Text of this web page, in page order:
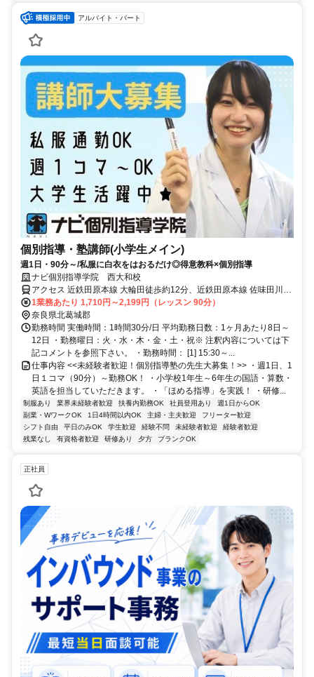
アルバイト・パート
個別指導・塾講師(小学生メイン)
週1日・90分～/私服に白衣をはおるだけ◎得意教科×個別指導
ナビ個別指導学院 西大和校
アクセス 近鉄田原本線 大輪田徒歩約12分、近鉄田原本線 佐味田川徒
歩約20分、ＪＲ和歌山線 畠田徒歩約23分 大輪田駅より徒歩12分
1業務あたり 1,710円～2,199円（レッスン 90分）
奈良県北葛城郡
勤務時間 実働時間：1時間30分/日 平均勤務日数：1ヶ月あたり8日～
12日 ・勤務曜日：火・水・木・金・土・祝※ 注釈内容については下
記コメントを参照下さい。 ・勤務時間： [1] 15:30～...
仕事内容 <<未経験者歓迎！個別指導塾の先生大募集！>> ・週1日、1
日１コマ（90分）～勤務OK！ ・小学校1年生～6年生の国語・算数・
英語を担当していただきます。 ・「ほめる指導」を実践！ ・研修...
制服あり 業界未経験者歓迎 扶養内勤務OK 社員登用あり
週1日からOK
副業・WワークOK
1日4時間以内OK 主婦・主夫歓迎
フリーター歓迎
シフト自由
平日のみOK 学生歓迎 経験不問 未経験者歓迎
経験者歓迎
残業なし
有資格者歓迎 研修あり 夕方 ブランクOK
正社員